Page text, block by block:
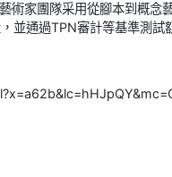
家團隊采用從腳本到概念
通過TPN審計等基準測試